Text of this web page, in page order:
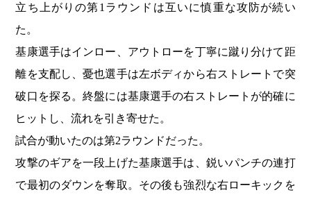
立ち上がりの第1ラウンドは互いに慎重な攻防が続い
た。
基康選手はインロー、アウトローを丁寧に蹴り分けて距
離を支配し、憂也選手は左ボディから右ストレートで突
破口を探る。終盤には基康選手の右ストレートが的確に
ヒットし、流れを引き寄せた。
試合が動いたのは第2ラウンドだった。
攻撃のギアを一段上げた基康選手は、鋭いパンチの連打
で最初のダウンを奪取。その後も強烈な右ローキックを